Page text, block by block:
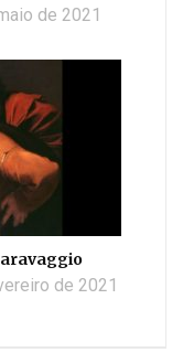
de 2021
de 2021